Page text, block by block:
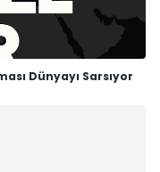
Dünyayı Sarsıyor